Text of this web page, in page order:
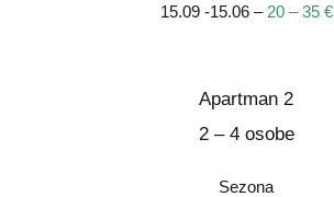
15.09 -15.06 –20 – 35 €
Apartman 2
2 – 4 osobe
Sezona